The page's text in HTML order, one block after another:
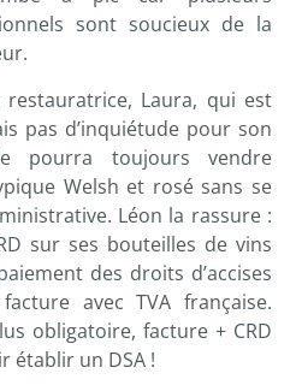
sont soucieux de la
restauratrice, Laura, qui est
pas d’inquiétude pour son
pourra toujours vendre
Welsh et rosé sans se
Léon la rassure :
sur ses bouteilles de vins
des droits d’accises
avec TVA française.
obligatoire, facture + CRD
établir un DSA !